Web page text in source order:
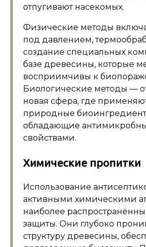
отпугивают насекомых.
Физические методы
под давлением,
создание специальных
базе древесины, которые
восприимчивы к
Биологические методы —
новая сфера, где
природные
обладающие
свойствами.
Химические пропитки
Использование
активными химическими
наиболее
защиты. Они глубоко
структуру древесины,